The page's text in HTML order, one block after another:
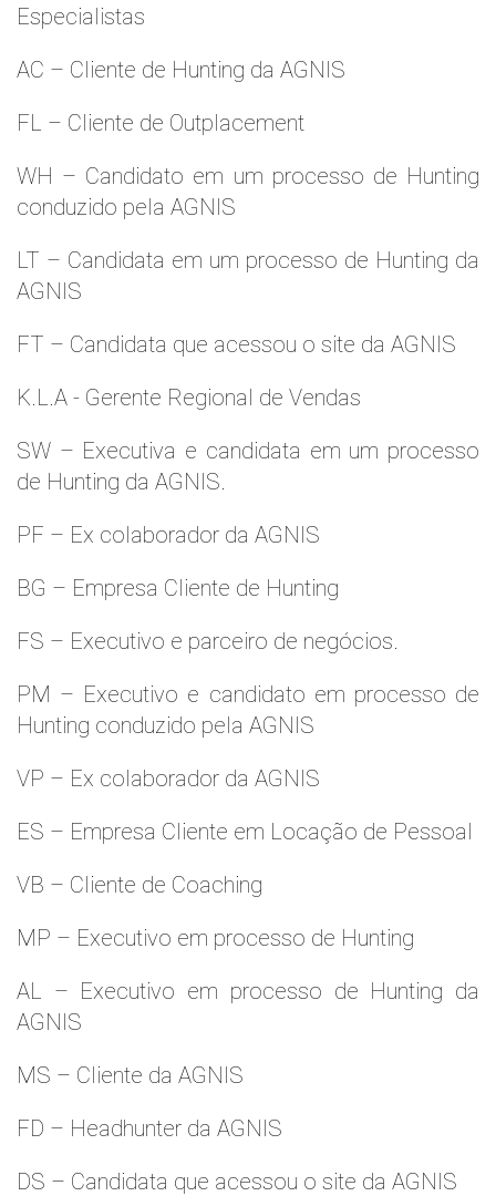
Especialistas
AC – Cliente de Hunting da AGNIS
FL – Cliente de Outplacement
WH – Candidato em um processo de Hunting
conduzido pela AGNIS
LT – Candidata em um processo de Hunting da
AGNIS
FT – Candidata que acessou o site da AGNIS
K.L.A - Gerente Regional de Vendas
SW – Executiva e candidata em um processo
de Hunting da AGNIS.
PF – Ex colaborador da AGNIS
BG – Empresa Cliente de Hunting
FS – Executivo e parceiro de negócios.
PM – Executivo e candidato em processo de
Hunting conduzido pela AGNIS
VP – Ex colaborador da AGNIS
ES – Empresa Cliente em Locação de Pessoal
VB – Cliente de Coaching
MP – Executivo em processo de Hunting
AL – Executivo em processo de Hunting da
AGNIS
MS – Cliente da AGNIS
FD – Headhunter da AGNIS
DS – Candidata que acessou o site da AGNIS